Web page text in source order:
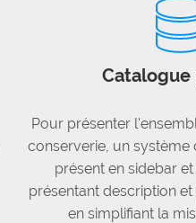
Pour présenter
conserverie, un
présent en sidebar
présentant description
en simplifiant la